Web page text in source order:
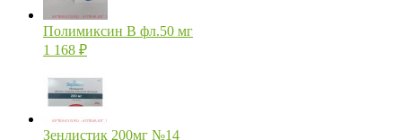
Полимиксин В фл.50 мг
1 168 ₽
Зенлистик 200мг №14